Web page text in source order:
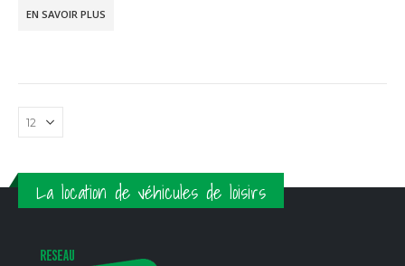
EN SAVOIR PLUS
La location de véhicules de loisirs